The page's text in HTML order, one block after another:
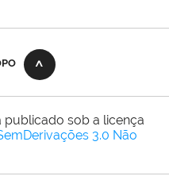
publicado sob a licença
3.0 Não